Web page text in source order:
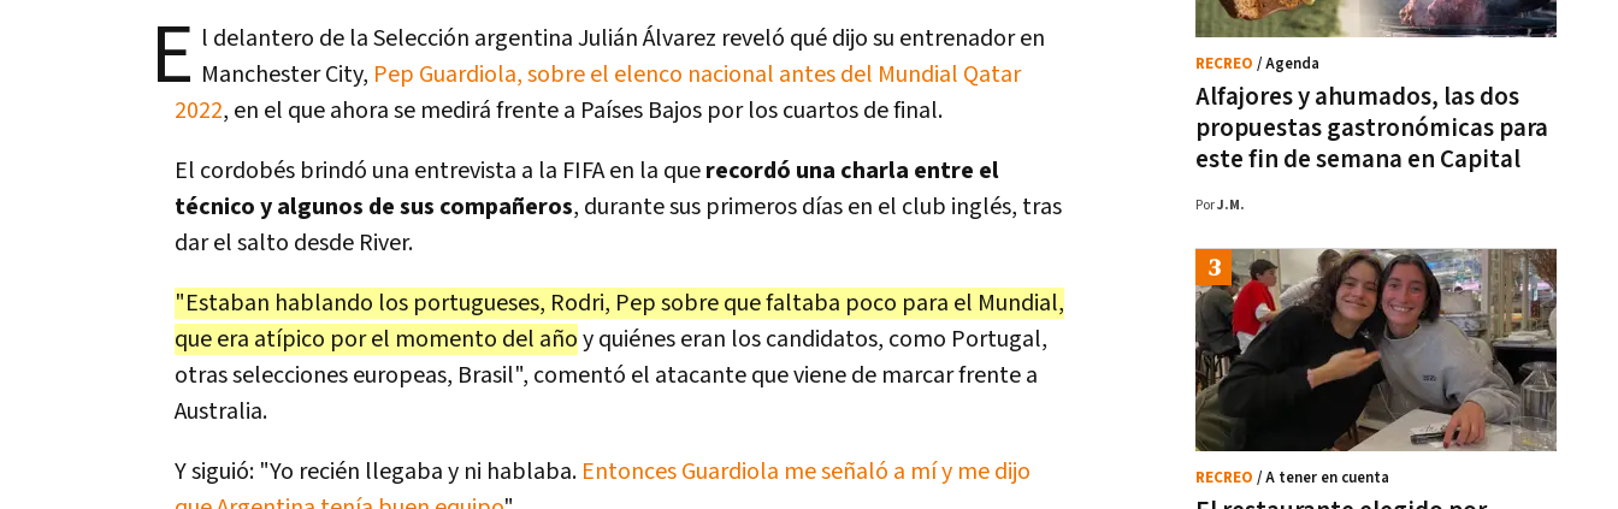
E l delantero de la Selección argentina Julián Álvarez reveló qué dijo su entrenador en
Manchester City, Pep Guardiola, sobre el elenco nacional antes del Mundial Qatar
2022, en el que ahora se medirá frente a Países Bajos por los cuartos de final.
El cordobés brindó una entrevista a la FIFA en la querecordó una charla entre el
técnico y algunos de sus compañeros, durante sus primeros días en el club inglés, tras
dar el salto desde River.
"Estaban hablando los portugueses, Rodri, Pep sobre que faltaba poco para el Mundial,
que era atípico por el momento del añoy quiénes eran los candidatos, como Portugal,
otras selecciones europeas, Brasil", comentó el atacante que viene de marcar frente a
Australia.
Y siguió: "Yo recién llegaba y ni hablaba. Entonces Guardiola me señaló a mí y me dijo
Alfajores y ahumados, las dos
propuestas gastronómicas para
este fin de semana en Capital
RECREO / Agenda
PorJ.M.
RECREO / A tener en cuenta